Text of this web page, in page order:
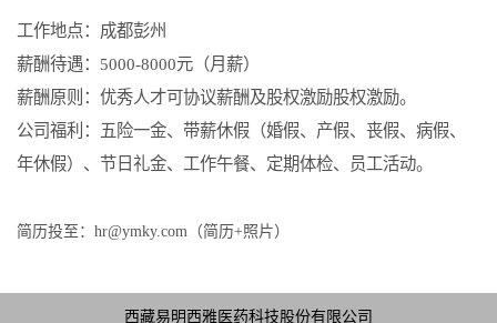
工作地点：成都彭州
薪酬待遇： 5000-8000元（月薪）
薪酬原则：优秀人才可协议薪酬及股权激励股权激励。
公司福利：五险一金、带薪休假（婚假、产假、丧假、病假、
年休假）、节日礼金、工作午餐、定期体检、员工活动。
简历投至： hr@ymky.com （简历+照片）
西藏易明西雅医药科技股份有限公司